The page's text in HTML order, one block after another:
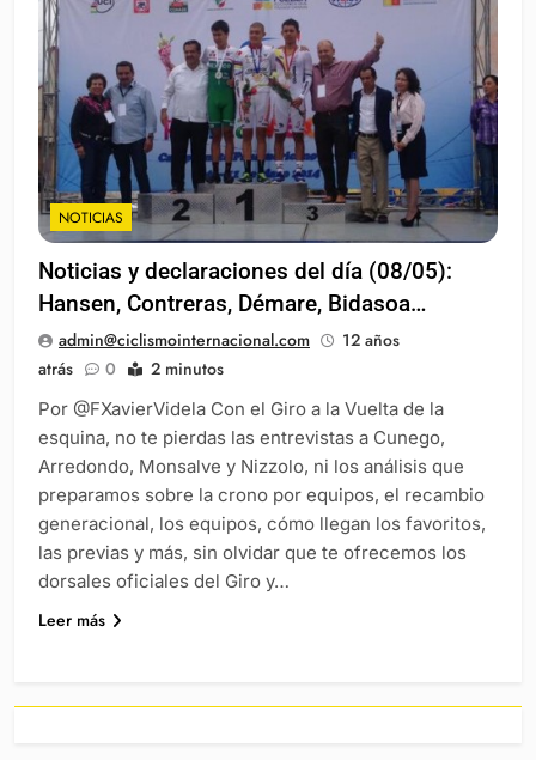
NOTICIAS
Noticias y declaraciones del día (08/05):
Hansen, Contreras, Démare, Bidasoa…
admin@ciclismointernacional.com
12 años
atrás
0 2 minutos
Por @FXavierVidela Con el Giro a la Vuelta de la
esquina, no te pierdas las entrevistas a Cunego,
Arredondo, Monsalve y Nizzolo, ni los análisis que
preparamos sobre la crono por equipos, el recambio
generacional, los equipos, cómo llegan los favoritos,
las previas y más, sin olvidar que te ofrecemos los
dorsales oficiales del Giro y…
Leer más